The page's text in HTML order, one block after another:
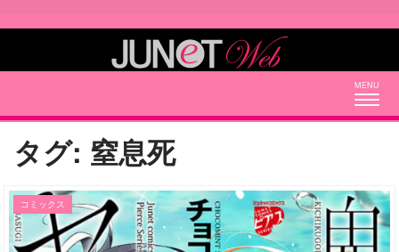
タグ: 窒息死
コミックス